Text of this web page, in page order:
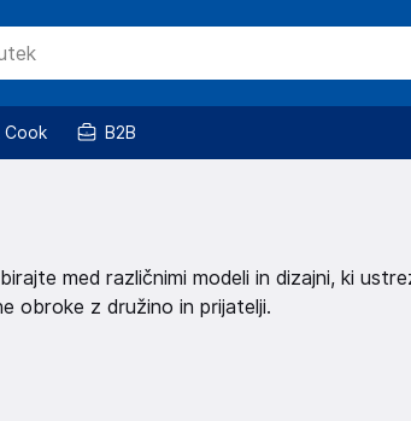
Cook B2B
med različnimi modeli in dizajni, ki
obroke z družino in prijatelji.